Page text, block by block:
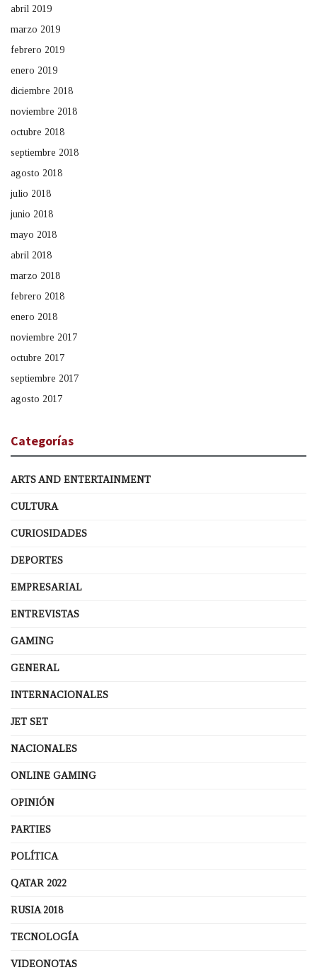
abril 2019
marzo 2019
febrero 2019
enero 2019
diciembre 2018
noviembre 2018
octubre 2018
septiembre 2018
agosto 2018
julio 2018
junio 2018
mayo 2018
abril 2018
marzo 2018
febrero 2018
enero 2018
noviembre 2017
octubre 2017
septiembre 2017
agosto 2017
Categorías
ARTS AND ENTERTAINMENT
CULTURA
CURIOSIDADES
DEPORTES
EMPRESARIAL
ENTREVISTAS
GAMING
GENERAL
INTERNACIONALES
JET SET
NACIONALES
ONLINE GAMING
OPINIÓN
PARTIES
POLÍTICA
QATAR 2022
RUSIA 2018
TECNOLOGÍA
VIDEONOTAS